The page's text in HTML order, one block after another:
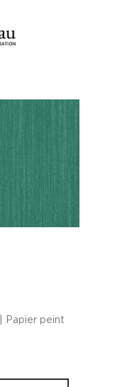
Papier peint